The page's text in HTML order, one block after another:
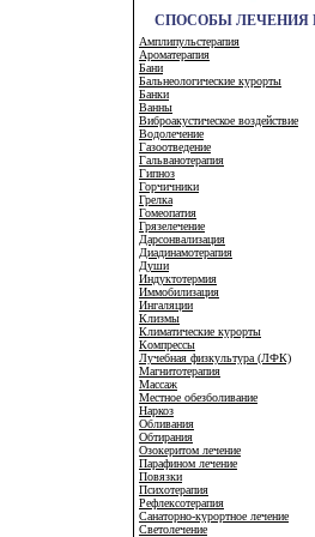
СПОСОБЫ ЛЕЧЕНИЯ
Амплипульстерапия
Ароматерапия
Бани
Бальнеологические курорты
Банки
Ванны
Виброакустическое воздействие
Водолечение
Газоотведение
Гальванотерапия
Гипноз
Горчичники
Грелка
Гомеопатия
Грязелечение
Дарсонвализация
Диадинамотерапия
Души
Индуктотермия
Иммобилизация
Ингаляции
Клизмы
Климатические курорты
Компрессы
Лучебная физкультура (ЛФК)
Магнитотерапия
Массаж
Местное обезболивание
Наркоз
Обливания
Обтирания
Озокеритом лечение
Парафином лечение
Повязки
Психотерапия
Рефлексотерапия
Санаторно-курортное лечение
Светолечение